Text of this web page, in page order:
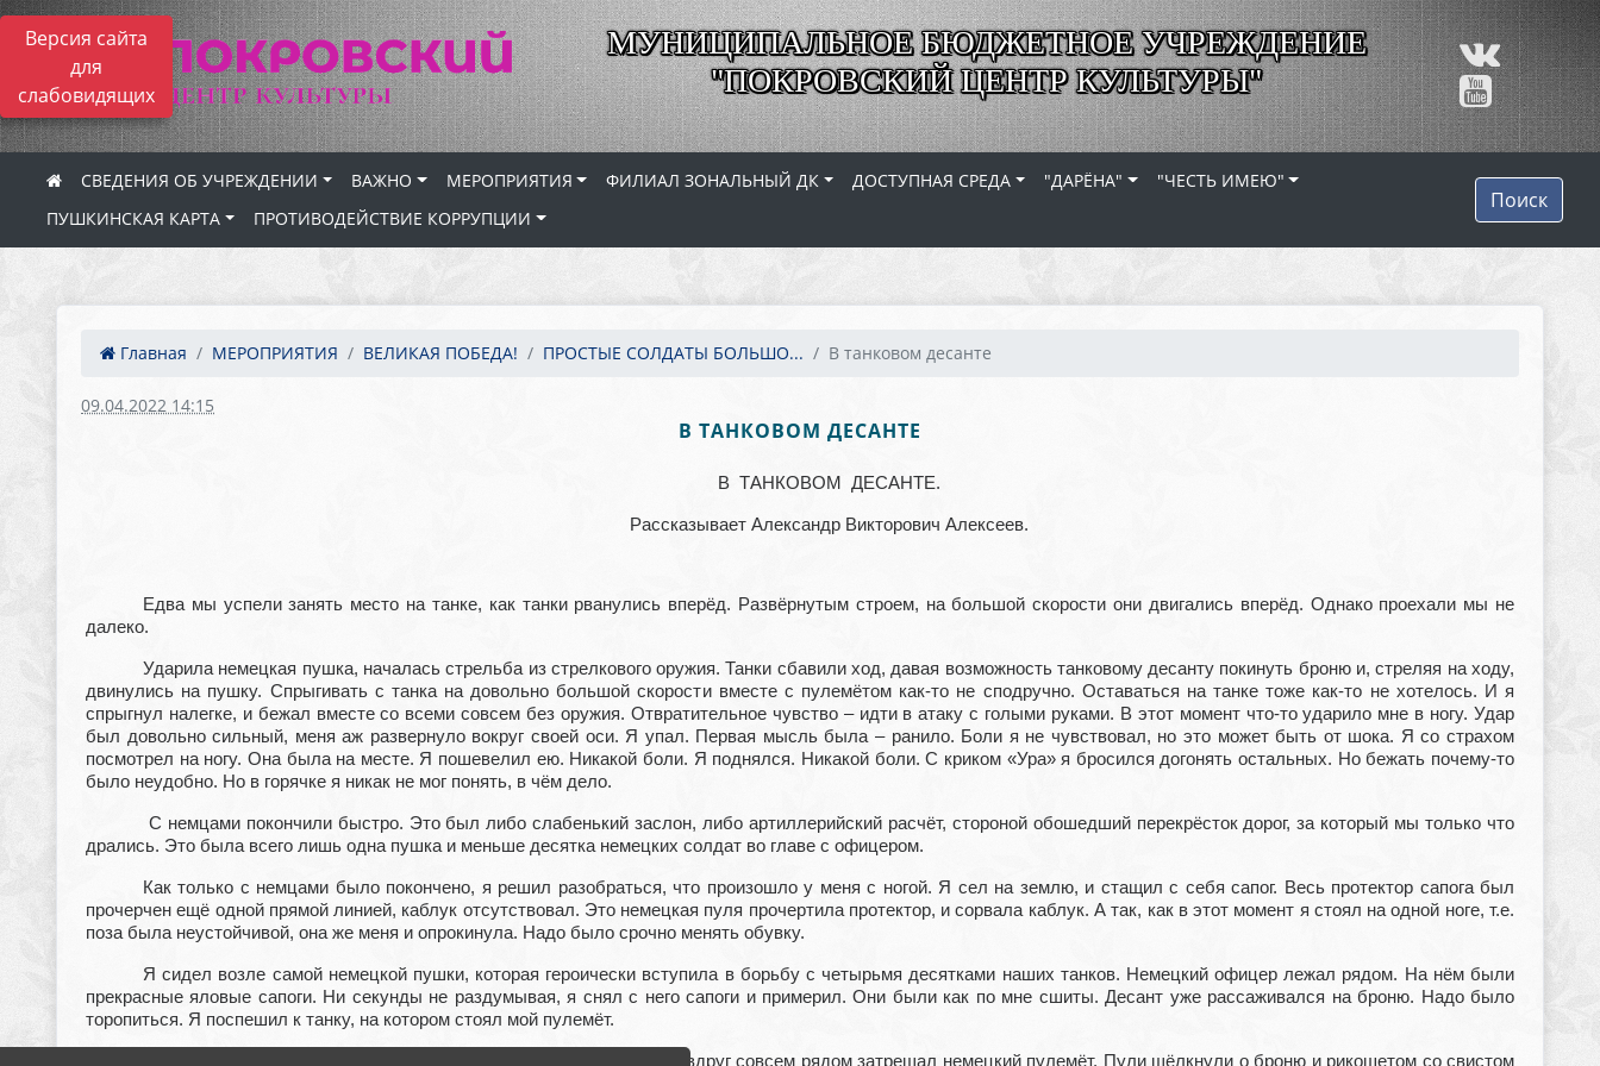
Версия сайта
для
слабовидящих
МУНИЦИПАЛЬНОЕ БЮДЖЕТНОЕ УЧРЕЖДЕНИЕ
"ПОКРОВСКИЙ ЦЕНТР КУЛЬТУРЫ"
СВЕДЕНИЯ ОБ УЧРЕЖДЕНИИ ВАЖНО МЕРОПРИЯТИЯ ФИЛИАЛ ЗОНАЛЬНЫЙ ДК ДОСТУПНАЯ СРЕДА "ДАРЁНА"
"ЧЕСТЬ ИМЕЮ"
ПУШКИНСКАЯ КАРТА
ПРОТИВОДЕЙСТВИЕ КОРРУПЦИИ
Поиск
Главная МЕРОПРИЯТИЯ ВЕЛИКАЯ ПОБЕДА! ПРОСТЫЕ СОЛДАТЫ БОЛЬШО... В танковом десанте
09.04.2022 14:15
В ТАНКОВОМ ДЕСАНТЕ
В ТАНКОВОМ ДЕСАНТЕ.
Рассказывает Александр Викторович Алексеев.
Едва мы успели занять место на танке, как танки рванулись вперёд. Развёрнутым строем, на большой скорости они двигались вперёд. Однако проехали мы не
далеко.
Ударила немецкая пушка, началась стрельба из стрелкового оружия. Танки сбавили ход, давая возможность танковому десанту покинуть броню и, стреляя на ходу,
двинулись на пушку. Спрыгивать с танка на довольно большой скорости вместе с пулемётом как-то не сподручно. Оставаться на танке тоже как-то не хотелось. И я
спрыгнул налегке, и бежал вместе со всеми совсем без оружия. Отвратительное чувство – идти в атаку с голыми руками. В этот момент что-то ударило мне в ногу. Удар
был довольно сильный, меня аж развернуло вокруг своей оси. Я упал. Первая мысль была – ранило. Боли я не чувствовал, но это может быть от шока. Я со страхом
посмотрел на ногу. Она была на месте. Я пошевелил ею. Никакой боли. Я поднялся. Никакой боли. С криком «Ура» я бросился догонять остальных. Но бежать почему-то
было неудобно. Но в горячке я никак не мог понять, в чём дело.
С немцами покончили быстро. Это был либо слабенький заслон, либо артиллерийский расчёт, стороной обошедший перекрёсток дорог, за который мы только что
дрались. Это была всего лишь одна пушка и меньше десятка немецких солдат во главе с офицером.
Как только с немцами было покончено, я решил разобраться, что произошло у меня с ногой. Я сел на землю, и стащил с себя сапог. Весь протектор сапога был
прочерчен ещё одной прямой линией, каблук отсутствовал. Это немецкая пуля прочертила протектор, и сорвала каблук. А так, как в этот момент я стоял на одной ноге, т.е.
поза была неустойчивой, она же меня и опрокинула. Надо было срочно менять обувку.
Я сидел возле самой немецкой пушки, которая героически вступила в борьбу с четырьмя десятками наших танков. Немецкий офицер лежал рядом. На нём были
прекрасные яловые сапоги. Ни секунды не раздумывая, я снял с него сапоги и примерил. Они были как по мне сшиты. Десант уже рассаживался на броню. Надо было
торопиться. Я поспешил к танку, на котором стоял мой пулемёт.
Танки рванулись дальше. Мы проехали ещё около километра. И вдруг совсем рядом затрещал немецкий пулемёт. Пули щёлкнули о броню и рикошетом со свистом